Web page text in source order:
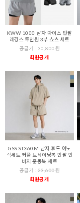
KWW 1000 남자 아이스 반팔
레깅스 투인원 3부 쇼츠 세트
공급가 :30,800원
회원공개
GSS ST360M 남자 후드 아노
락세트 커플 트레이닝복 반팔 반
바지 운동복 세트
공급가 :23,600원
회원공개